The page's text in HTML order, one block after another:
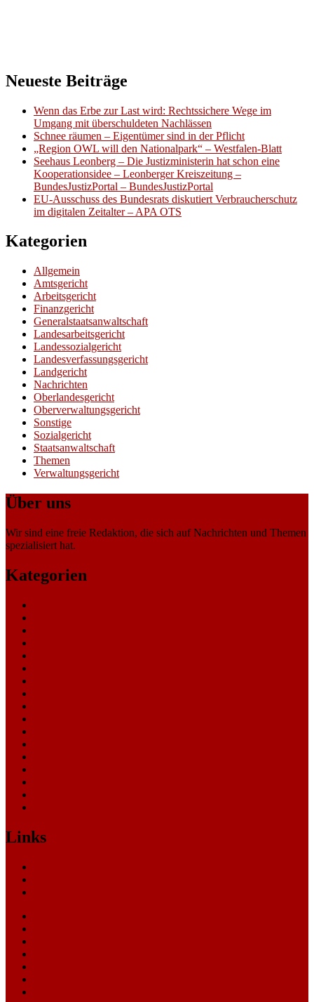
Neueste Beiträge
Wenn das Erbe zur Last wird: Rechtssichere Wege im
Umgang mit überschuldeten Nachlässen
Schnee räumen – Eigentümer sind in der Pflicht
„Region OWL will den Nationalpark“ – Westfalen-Blatt
Seehaus Leonberg – Die Justizministerin hat schon eine
Kooperationsidee – Leonberger Kreiszeitung –
BundesJustizPortal – BundesJustizPortal
EU-Ausschuss des Bundesrats diskutiert Verbraucherschutz
im digitalen Zeitalter – APA OTS
Kategorien
Allgemein
Amtsgericht
Arbeitsgericht
Finanzgericht
Generalstaatsanwaltschaft
Landesarbeitsgericht
Landessozialgericht
Landesverfassungsgericht
Landgericht
Nachrichten
Oberlandesgericht
Oberverwaltungsgericht
Sonstige
Sozialgericht
Staatsanwaltschaft
Themen
Verwaltungsgericht
Über uns
Wir sind eine freie Redaktion, die sich auf Nachrichten und Themen
spezialisiert hat.
Kategorien
Links